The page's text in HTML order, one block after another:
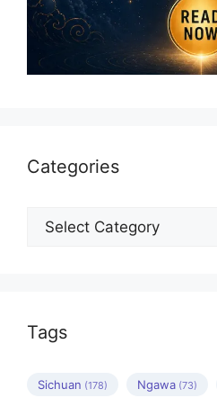
Categories
Categories
Tags
Sichuan (178) Ngawa (73)